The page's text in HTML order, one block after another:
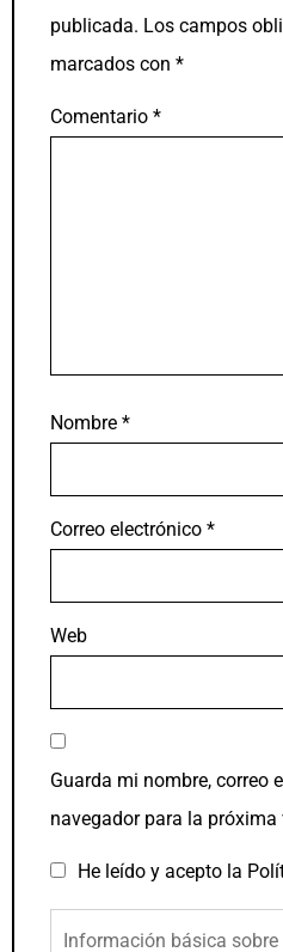
publicada. Los campos
marcados con *
Comentario *
Nombre *
Correo electrónico *
Web
Guarda mi nombre, correo
navegador para la próxima
He leído y acepto la
Información básica